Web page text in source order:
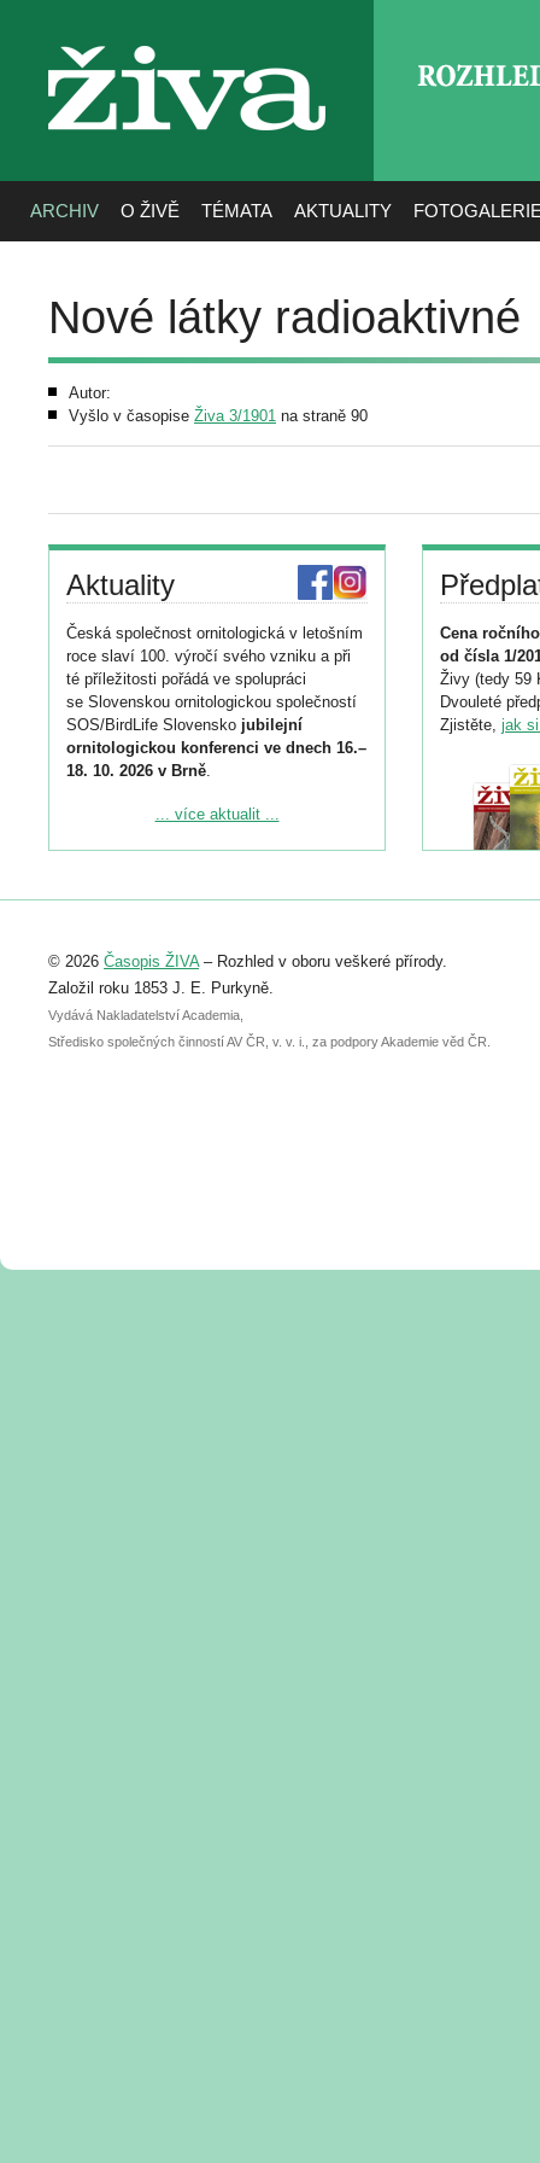
živa
ARCHIV O ŽIVĚ TÉMATA AKTUALITY
Nové látky radioaktivné
Autor:
Vyšlo v časopise Živa 3/1901 na straně 90
Aktuality
Česká společnost ornitologická v letošním
roce slaví 100. výročí svého vzniku a při
té příležitosti pořádá ve spolupráci
se Slovenskou ornitologickou společností
SOS/BirdLife Slovensko jubilejní
ornitologickou konferenci ve dnech 16.–
18. 10. 2026 v Brně.
Podrobnější informace ke konferenci
Registrovat se můžete do 6. září.
abstraktu přihlášené přednášky nebo
posteru je už 30. června.
... více aktualit ...
Cena
od čísla 1/
Živy (tedy 59
Dvouleté
Zjistěte, jak
© 2026 Časopis ŽIVA– Rozhled v oboru veškeré přírody.
Založil roku 1853 J. E. Purkyně.
Vydává Nakladatelství Academia,
Středisko společných činností AV ČR, v. v. i., za podpory Akademie věd ČR.